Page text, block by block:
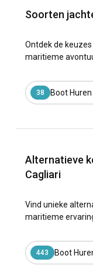
Soorten
Ontdek de
maritieme
38 Boot
Alternatieve
Cagliari
Vind unieke
maritieme
443 Boot